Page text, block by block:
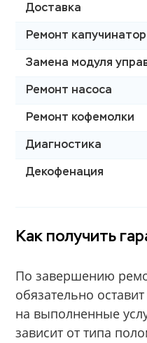
Доставка
Ремонт
Замена модуля
Ремонт насоса
Ремонт кофемолки
Диагностика
Декофенация
Как получить
По завершению
обязательно
на выполненные
зависит от типа